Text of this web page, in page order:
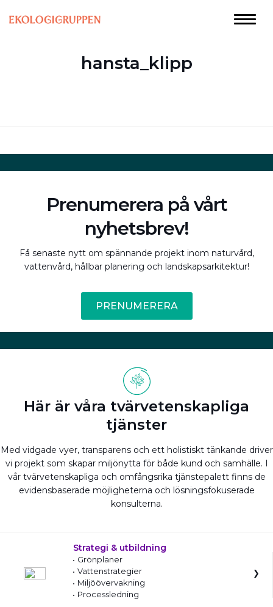
hansta_klipp
Prenumerera på vårt
nyhetsbrev!
Få senaste nytt om spännande projekt inom naturvård,
vattenvård, hållbar planering och landskapsarkitektur!
PRENUMERERA
Här är våra tvärvetenskapliga
tjänster
Med vidgade vyer, transparens och ett holistiskt tänkande driver
vi projekt som skapar miljönytta för både kund och samhälle. I
vår tvärvetenskapliga och omfångsrika tjänstepalett finns de
evidensbaserade möjligheterna och lösningsfokuserade
konsulterna.
Strategi & utbildning
Grönplaner
Vattenstrategier
Miljöövervakning
Processledning